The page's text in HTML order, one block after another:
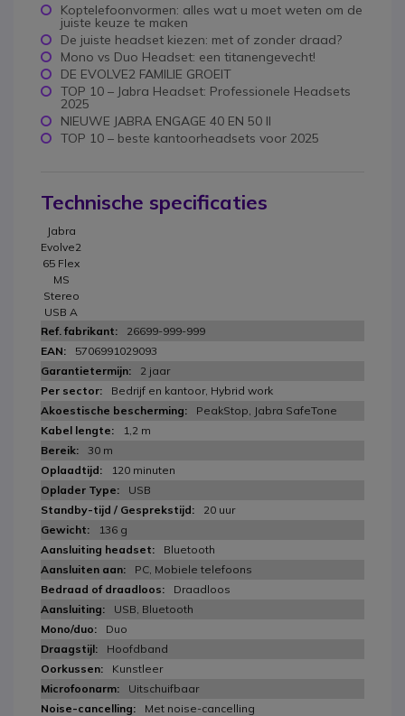
Koptelefoonvormen: alles wat u moet weten om de
juiste keuze te maken
De juiste headset kiezen: met of zonder draad?
Mono vs Duo Headset: een titanengevecht!
DE EVOLVE2 FAMILIE GROEIT
TOP 10 – Jabra Headset: Professionele Headsets
2025
NIEUWE JABRA ENGAGE 40 EN 50 II
TOP 10 – beste kantoorheadsets voor 2025
Technische specificaties
Jabra
Evolve2
65 Flex
MS
Stereo
USB A
26699-999-999
5706991029093
2 jaar
Bedrijf en kantoor, Hybrid work
PeakStop, Jabra SafeTone
1,2 m
30 m
120 minuten
USB
20 uur
136 g
Bluetooth
PC, Mobiele telefoons
Draadloos
USB, Bluetooth
Duo
Hoofdband
Kunstleer
Uitschuifbaar
Met noise-cancelling